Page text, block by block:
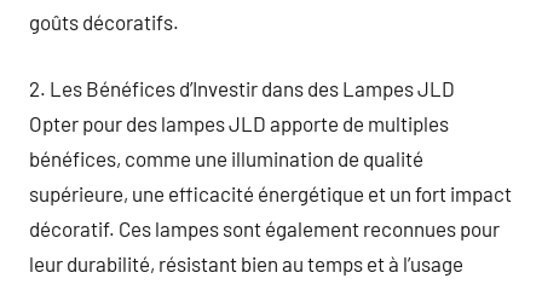
goûts décoratifs.
2. Les Bénéfices d’Investir dans des Lampes JLD
Opter pour des lampes JLD apporte de multiples
bénéfices, comme une illumination de qualité
supérieure, une efficacité énergétique et un fort impact
décoratif. Ces lampes sont également reconnues pour
leur durabilité, résistant bien au temps et à l’usage